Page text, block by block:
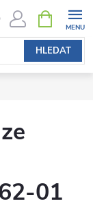
HLEDAT
NÁKUPNÍ
KOŠÍK
01